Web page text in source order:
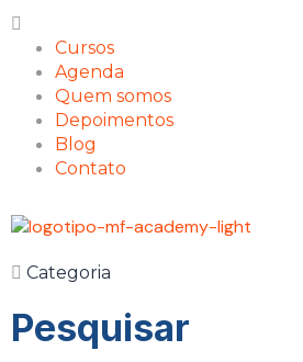
Cursos
Agenda
Quem somos
Depoimentos
Blog
Contato
Categoria
Pesquisar